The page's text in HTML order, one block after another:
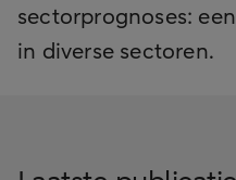
sectorprognoses:
in diverse sectoren.